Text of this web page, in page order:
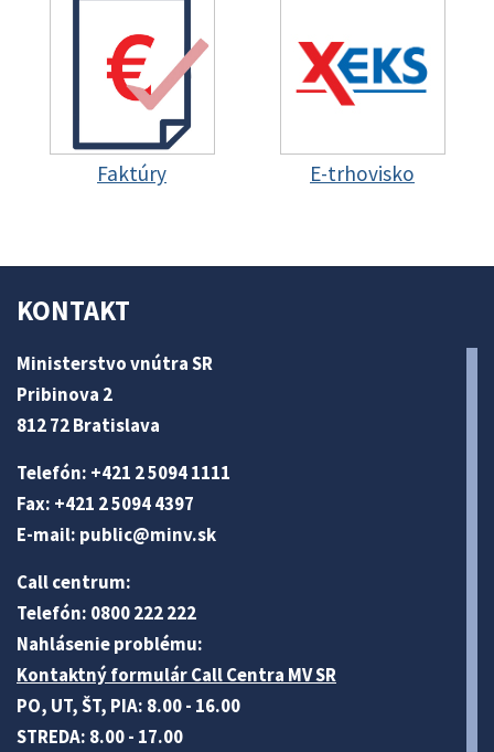
Faktúry E-trhovisko
KONTAKT
Ministerstvo vnútra SR
Pribinova 2
812 72 Bratislava
Telefón: +421 2 5094 1111
Fax: +421 2 5094 4397
E-mail: public@minv.sk
Call centrum:
Telefón: 0800 222 222
Nahlásenie problému:
Kontaktný formulár Call Centra MV SR
PO, UT, ŠT, PIA: 8.00 - 16.00
STREDA: 8.00 - 17.00